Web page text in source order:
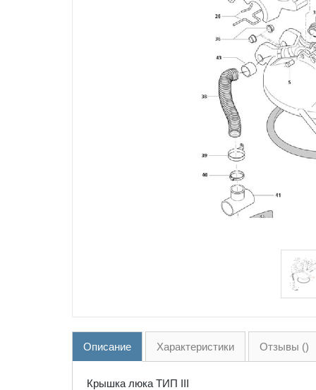
Описание Характеристики Отзывы ()
Крышка люка ТИП III